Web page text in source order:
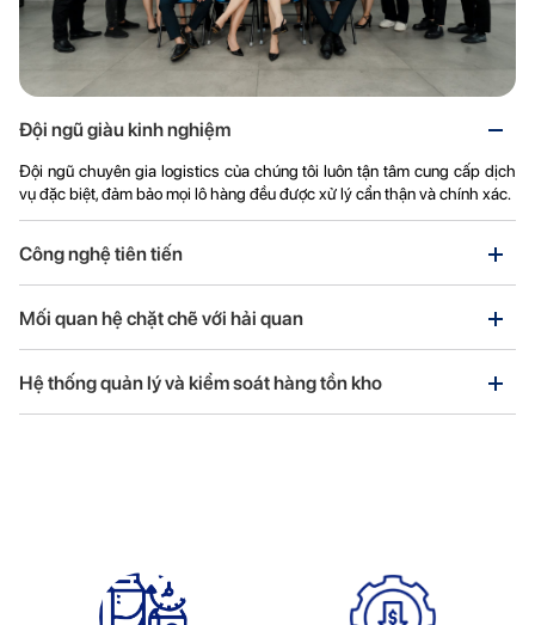
Đội ngũ giàu kinh nghiệm
Đội ngũ chuyên gia logistics của chúng tôi luôn tận tâm cung cấp dịch
vụ đặc biệt, đảm bảo mọi lô hàng đều được xử lý cẩn thận và chính xác.
Công nghệ tiên tiến
bạn.
Mối quan hệ chặt chẽ với hải quan
quan tại các sân bay lớn, quy trình thông quan được hợp lý hoá nhanh
Hệ thống quản lý và kiểm soát hàng tồn kho